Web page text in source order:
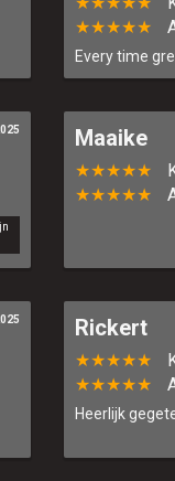
★★★★★
Every time
Maaike
★★★★★
★★★★★
Rickert
★★★★★
★★★★★
Heerlijk